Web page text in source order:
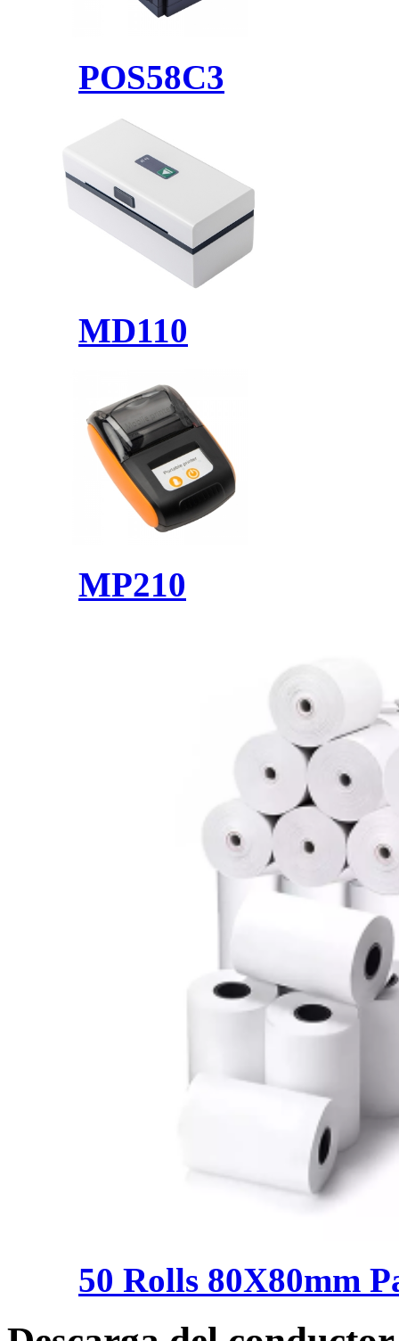
POS58C3
MD110
MP210
50 Rolls 80X80mm